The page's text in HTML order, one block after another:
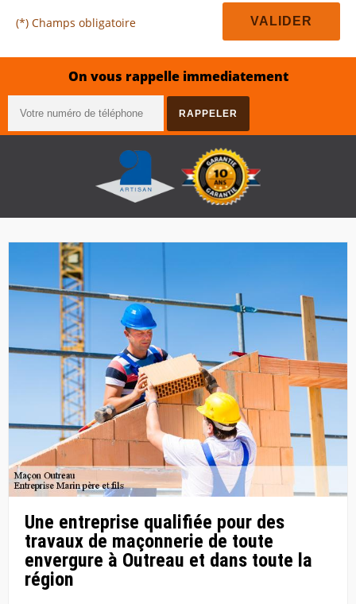
(*) Champs obligatoire
On vous rappelle immediatement
Une entreprise qualifiée pour des
travaux de maçonnerie de toute
envergure à Outreau et dans toute la
région